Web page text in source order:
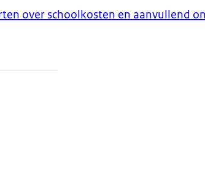
over schoolkosten en aanvullend